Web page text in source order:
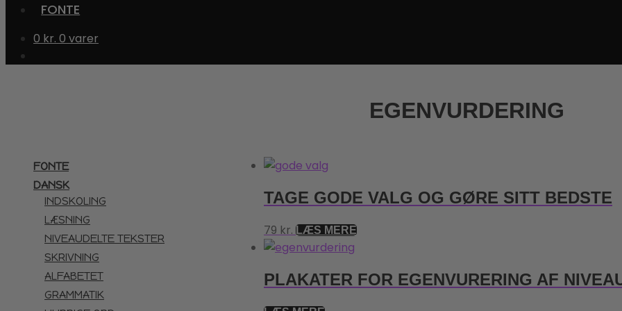
FONTE
0 kr. 0 varer
EGENVURDERING
FONTE
DANSK
INDSKOLING
LÆSNING
NIVEAUDELTE TEKSTER
SKRIVNING
ALFABETET
GRAMMATIK
TAGE GODE VALG OG GØRE SITT BEDSTE
79 kr. LÆS MERE
PLAKATER FOR EGENVURERING AF